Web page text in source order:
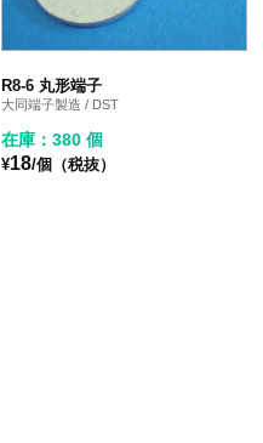
R8-6 丸形端子
大同端子製造 / DST
在庫：380 個
¥18/個（税抜）